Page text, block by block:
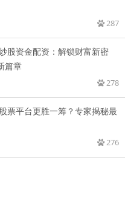
287
股资金配资：解锁财富新密
篇章
278
票平台更胜一筹？专家揭秘最
276